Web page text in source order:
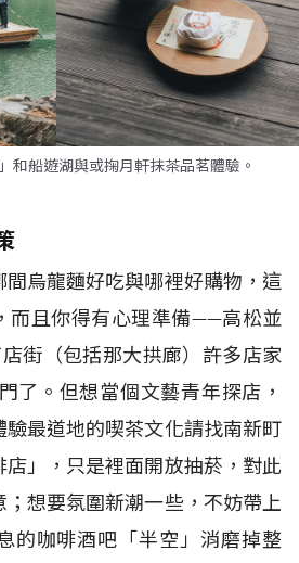
和船遊湖與或掬月軒抹茶品茗體驗。
烏龍麵好吃與哪裡好購物，這
而且你得有心理準備——高松並
街（包括那大拱廊）許多店家
了。但想當個文藝青年探店，
最道地的喫茶文化請找南新町
」，只是裡面開放抽菸，對此
想要氛圍新潮一些，不妨帶上
的咖啡酒吧「半空」消磨掉整